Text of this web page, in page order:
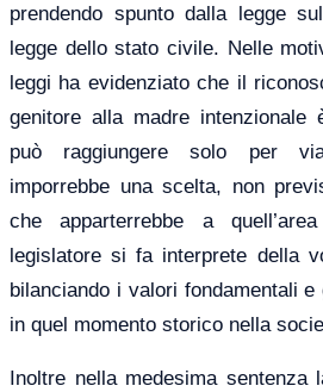
prendendo spunto dalla legge
legge dello stato civile. Nelle
leggi ha evidenziato che il
genitore alla madre
può raggiungere solo per
imporrebbe una scelta, non
che apparterrebbe a
legislatore si fa interprete della
bilanciando i valori fondamentali
in quel momento storico nella
Inoltre nella medesima sentenza